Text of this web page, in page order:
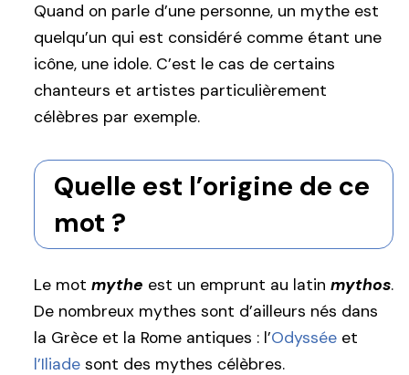
Quand on parle d’une personne, un mythe est
quelqu’un qui est considéré comme étant une
icône, une idole. C’est le cas de certains
chanteurs et artistes particulièrement
célèbres par exemple.
Quelle est l’origine de ce
mot ?
Le mot mythe est un emprunt au latin mythos.
De nombreux mythes sont d’ailleurs nés dans
la Grèce et la Rome antiques : l’Odyssée et
l’Iliade sont des mythes célèbres.